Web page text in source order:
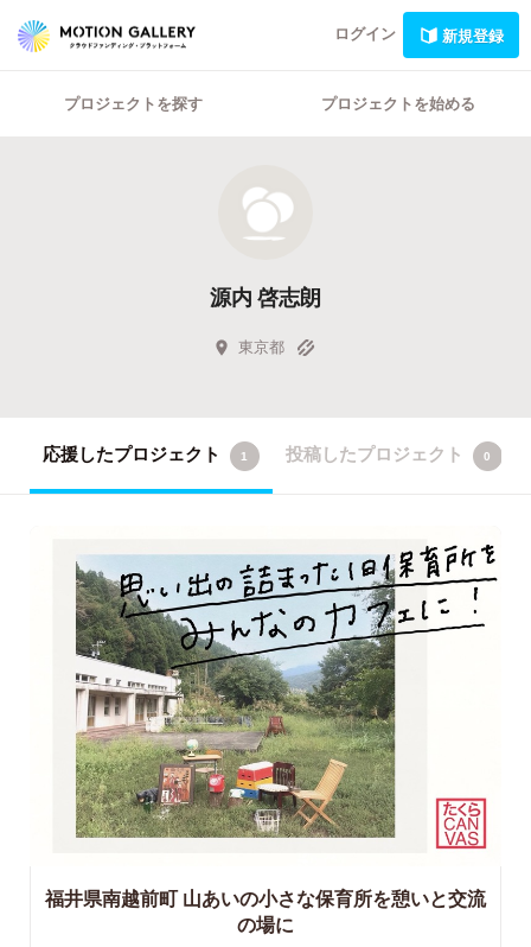
ログイン 新規登録
プロジェクトを探す プロジェクトを始める
源内 啓志朗
東京都
応援したプロジェクト 1 投稿したプロジェクト 0
福井県南越前町山あいの小さな保育所を憩いと交流
の場に